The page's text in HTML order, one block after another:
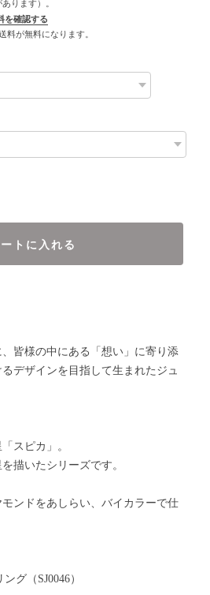
ります）。
を確認する
料が無料になります。
トに入れる
皆様の中にある「想い」に寄り添
デザインを目指して生まれたジュ
スピカ」。
描いたシリーズです。
ンドをあしらい、バイカラーで仕
グ（SJ0046）